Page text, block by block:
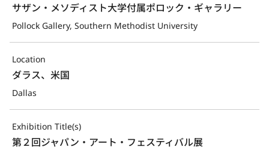
サザン・メソディスト大学付属ポロック・ギャラリー
Pollock Gallery, Southern Methodist University
Location
ダラス、米国
Dallas
Exhibition Title(s)
第２回ジャパン・アート・フェスティバル展